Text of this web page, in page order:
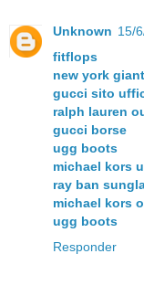
Unknown 15/
fitflops
new york
gucci sito
ralph lauren
gucci borse
ugg boots
michael kors
ray ban
michael kors
ugg boots
Responder